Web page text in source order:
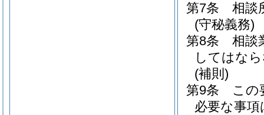
第7条
相談
(守秘義務)
第8条
相談
してはな
(補則)
第9条
この
必要な事